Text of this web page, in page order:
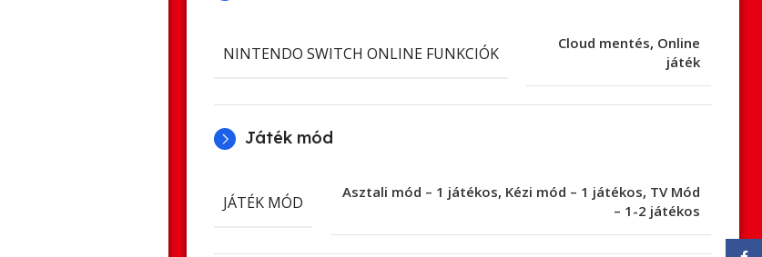
NINTENDO SWITCH ONLINE FUNKCIÓK
Cloud mentés, Online
játék
Játék mód
JÁTÉK MÓD
Asztali mód – 1 játékos, Kézi mód – 1 játékos, TV Mód
– 1-2 játékos